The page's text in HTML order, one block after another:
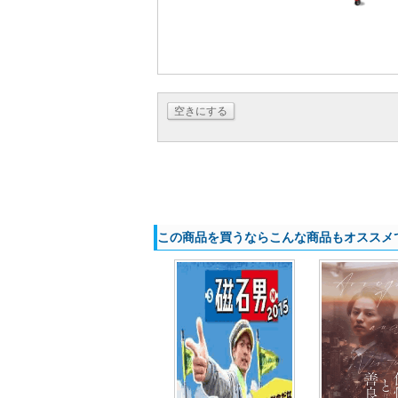
空きにする
この商品を買うならこんな商品もオススメ